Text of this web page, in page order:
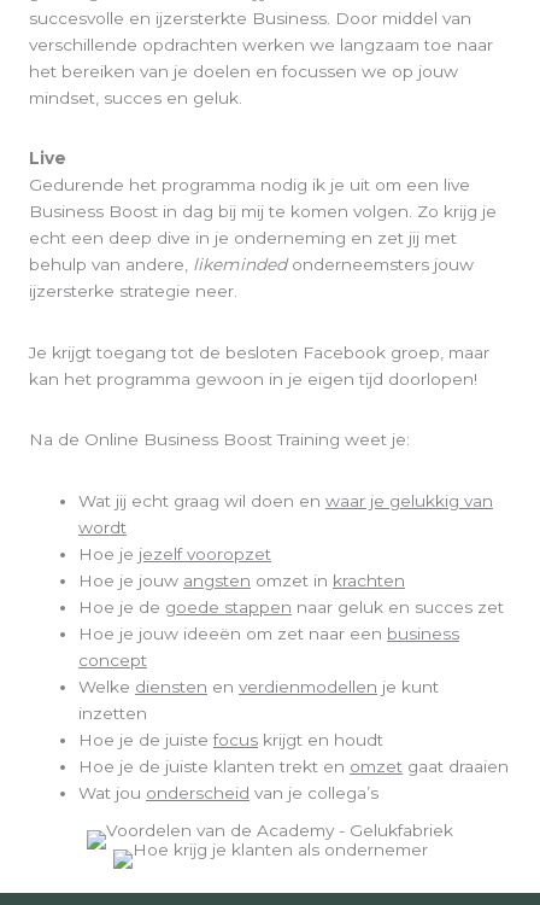
succesvolle en ijzersterkte Business. Door middel van
verschillende opdrachten werken we langzaam toe naar
het bereiken van je doelen en focussen we op jouw
mindset, succes en geluk.
Live
Gedurende het programma nodig ik je uit om een live
Business Boost in dag bij mij te komen volgen. Zo krijg je
echt een deep dive in je onderneming en zet jij met
behulp van andere, likemindedonderneemsters jouw
ijzersterke strategie neer.
Je krijgt toegang tot de besloten Facebook groep, maar
kan het programma gewoon in je eigen tijd doorlopen!
Na de Online Business Boost Training weet je:
Wat jij echt graag wil doen enwaar je gelukkig van
wordt
Hoe je jezelf vooropzet
Hoe je jouw angsten omzet in krachten
Hoe je de goede stappen naar geluk en succes zet
Hoe je jouw ideeën om zet naar een business
concept
Welke diensten enverdienmodellen je kunt
inzetten
Hoe je de juistefocus krijgt en houdt
Hoe je de juiste klanten trekt en omzet gaat draaien
Wat jou onderscheid van je collega’s